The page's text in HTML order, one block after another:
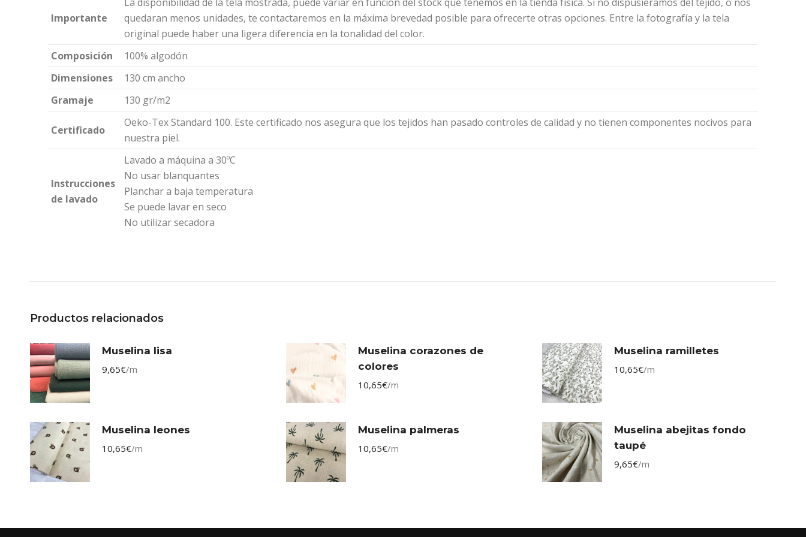
Importante
quedaran menos unidades, te contactaremos en la máxima brevedad posible para ofrecerte otras opciones. Entre la fotografía y la tela
original puede haber una ligera diferencia en la tonalidad del color.
Composición
100% algodón
Dimensiones
130 cm ancho
Gramaje
130 gr/m2
Certificado
Oeko-Tex Standard 100. Este certificado nos asegura que los tejidos han pasado controles de calidad y no tienen componentes nocivos para
nuestra piel.
Instrucciones
de lavado
Lavado a máquina a 30ºC
No usar blanquantes
Planchar a baja temperatura
Se puede lavar en seco
No utilizar secadora
Productos relacionados
Muselina lisa
9,65€/m
Muselina corazones de
colores
10,65€/m
Muselina ramilletes
10,65€/m
Muselina leones
10,65€/m
Muselina palmeras
10,65€/m
Muselina abejitas fondo
taupé
9,65€/m